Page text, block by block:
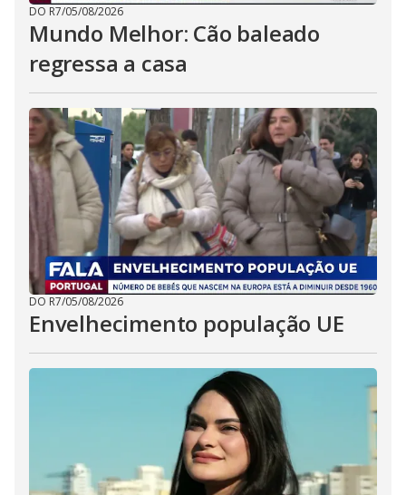
DO R7/05/08/2026
Mundo Melhor: Cão baleado
regressa a casa
DO R7/05/08/2026
Envelhecimento população UE